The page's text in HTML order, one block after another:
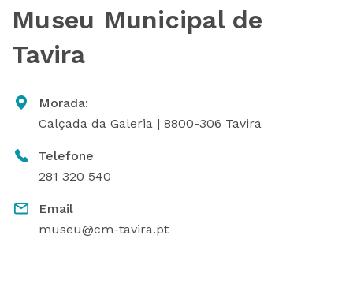
Museu Municipal de
Tavira
Morada:
Calçada da Galeria | 8800-306 Tavira
Telefone
281 320 540
Email
museu@cm-tavira.pt